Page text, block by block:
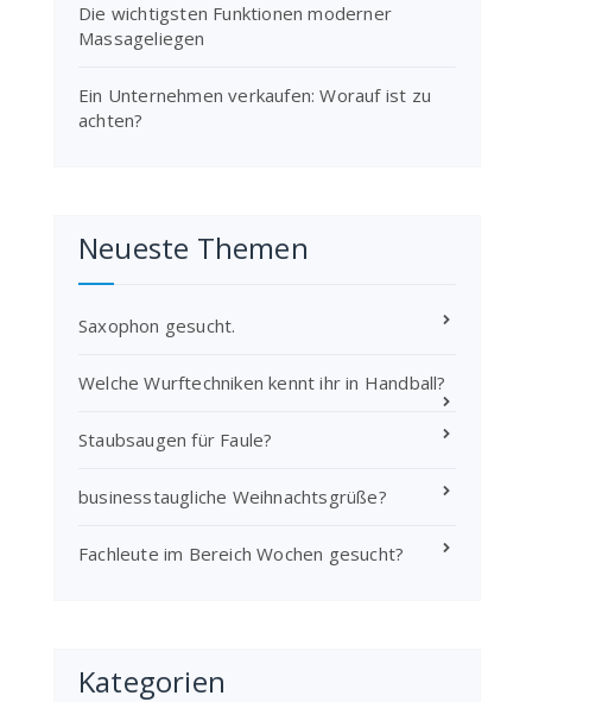
Die wichtigsten Funktionen moderner
Massageliegen
Ein Unternehmen verkaufen: Worauf ist zu
achten?
Neueste Themen
Saxophon gesucht.
Welche Wurftechniken kennt ihr in Handball?
Staubsaugen für Faule?
businesstaugliche Weihnachtsgrüße?
Fachleute im Bereich Wochen gesucht?
Kategorien